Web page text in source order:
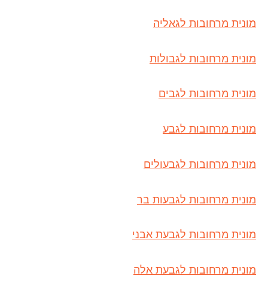
מונית מרחובות לגאליה
מונית מרחובות לגבולות
מונית מרחובות לגבים
מונית מרחובות לגבע
מונית מרחובות לגבעולים
מונית מרחובות לגבעות בר
מונית מרחובות לגבעת אבני
מונית מרחובות לגבעת אלה